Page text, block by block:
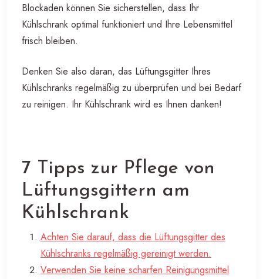
Blockaden können Sie sicherstellen, dass Ihr
Kühlschrank optimal funktioniert und Ihre Lebensmittel
frisch bleiben.
Denken Sie also daran, das Lüftungsgitter Ihres
Kühlschranks regelmäßig zu überprüfen und bei Bedarf
zu reinigen. Ihr Kühlschrank wird es Ihnen danken!
7 Tipps zur Pflege von
Lüftungsgittern am
Kühlschrank
Achten Sie darauf, dass die Lüftungsgitter des
Kühlschranks regelmäßig gereinigt werden.
Verwenden Sie keine scharfen Reinigungsmittel